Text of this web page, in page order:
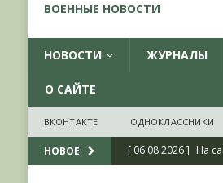
ВОЕННЫЕ НОВОСТИ
НОВОСТИ ЖУРНАЛЫ
О САЙТЕ
ВКОНТАКТЕ ОДНОКЛАССНИКИ
НОВОЕ [ 06.08.2026 ] На